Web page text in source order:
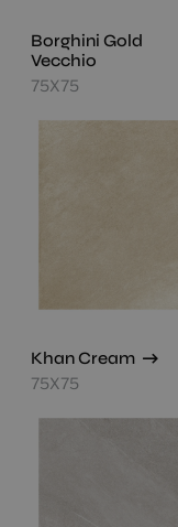
Borghini Gold
Vecchio
75X75
Khan Cream
75X75